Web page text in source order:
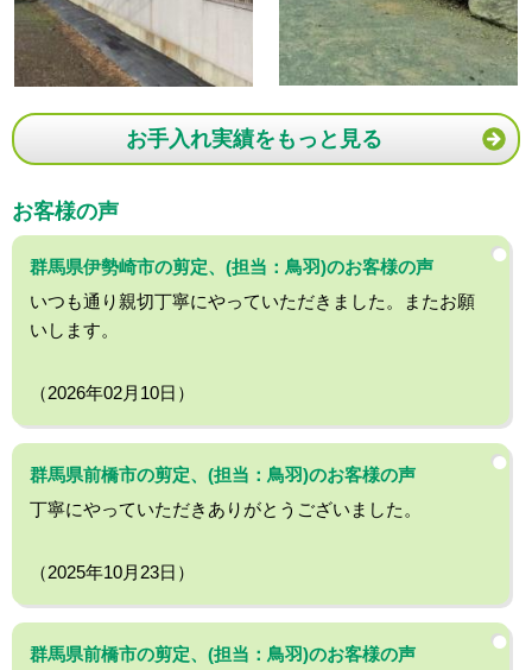
お手入れ実績をもっと見る
お客様の声
群馬県伊勢崎市の剪定、(担当：鳥羽)のお客様の声
いつも通り親切丁寧にやっていただきました。またお願
いします。
（2026年02月10日）
群馬県前橋市の剪定、(担当：鳥羽)のお客様の声
丁寧にやっていただきありがとうございました。
（2025年10月23日）
群馬県前橋市の剪定、(担当：鳥羽)のお客様の声